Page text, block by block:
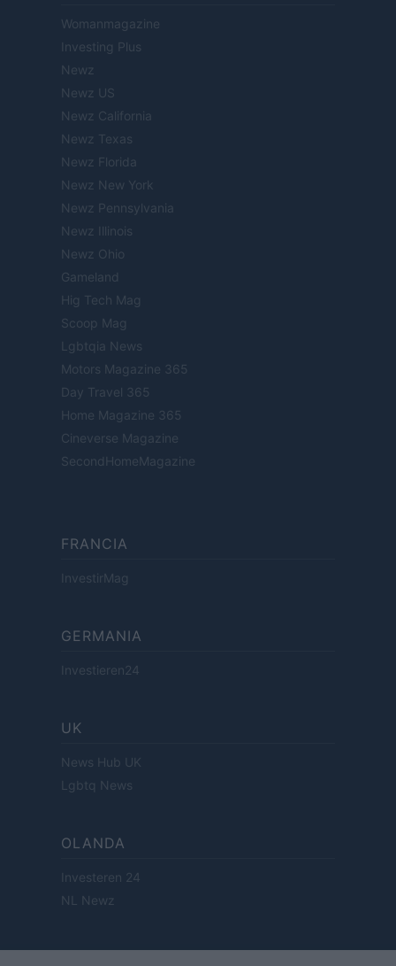
Womanmagazine
Investing Plus
Newz
Newz US
Newz California
Newz Texas
Newz Florida
Newz New York
Newz Pennsylvania
Newz Illinois
Newz Ohio
Gameland
Hig Tech Mag
Scoop Mag
Lgbtqia News
Motors Magazine 365
Day Travel 365
Home Magazine 365
Cineverse Magazine
SecondHomeMagazine
FRANCIA
InvestirMag
GERMANIA
Investieren24
UK
News Hub UK
Lgbtq News
OLANDA
Investeren 24
NL Newz